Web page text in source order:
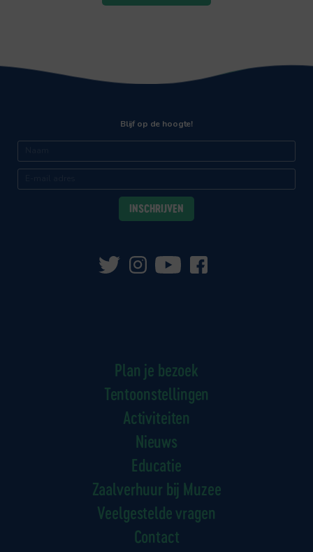
Plan je bezoek
Tentoonstellingen
Activiteiten
Nieuws
Educatie
Zaalverhuur bij Muzee
Veelgestelde vragen
Contact
Blijf op de hoogte!